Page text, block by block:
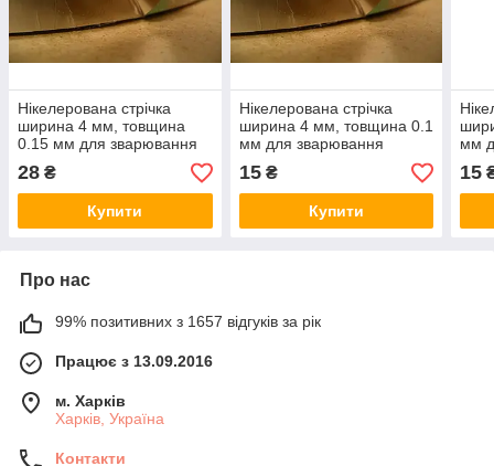
Нікелерована стрічка
ширина 4 мм, товщина
0.15 мм для зварювання
акумуляторів
28 ₴
Купити
Нікелерована стрічка
ширина 4 мм, товщина 0.1
мм для зварювання
акумуляторів
15₴
Купити
мм
15
Про нас
99% позитивних з 1657 відгуків за рік
Працює з 13.09.2016
м. Харків
Харків, Україна
Контакти